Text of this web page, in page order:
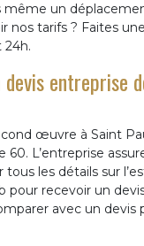
un
nos tarifs ? Faites
24h.
entreprise
œuvre à Saint
60. L’entreprise
les détails sur
pour recevoir un
avec un devis